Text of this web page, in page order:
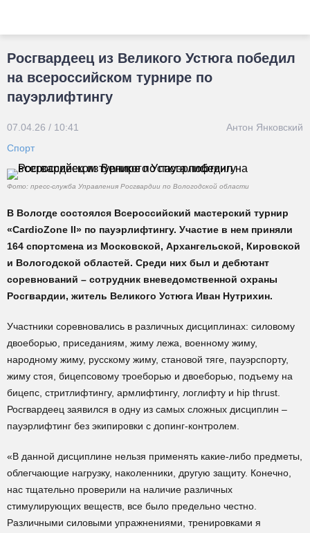
Росгвардеец из Великого Устюга победил
на всероссийском турнире по
пауэрлифтингу
07.04.26 / 10:41
Антон Янковский
Спорт
Фото: пресс-служба Управления Росгвардии по Вологодской области
В Вологде состоялся Всероссийский мастерский турнир
«CardioZone II» по пауэрлифтингу. Участие в нем приняли
164 спортсмена из Московской, Архангельской, Кировской
и Вологодской областей. Среди них был и дебютант
соревнований – сотрудник вневедомственной охраны
Росгвардии, житель Великого Устюга Иван Нутрихин.
Участники соревновались в различных дисциплинах: силовому
двоеборью, приседаниям, жиму лежа, военному жиму,
народному жиму, русскому жиму, становой тяге, пауэрспорту,
жиму стоя, бицепсовому троеборью и двоеборью, подъему на
бицепс, стритлифтингу, армлифтингу, логлифту и hip thrust.
Росгвардеец заявился в одну из самых сложных дисциплин –
пауэрлифтинг без экипировки с допинг-контролем.
«В данной дисциплине нельзя применять какие-либо предметы,
облегчающие нагрузку, наколенники, другую защиту. Конечно,
нас тщательно проверили на наличие различных
стимулирующих веществ, все было предельно честно.
Различными силовыми упражнениями, тренировками я